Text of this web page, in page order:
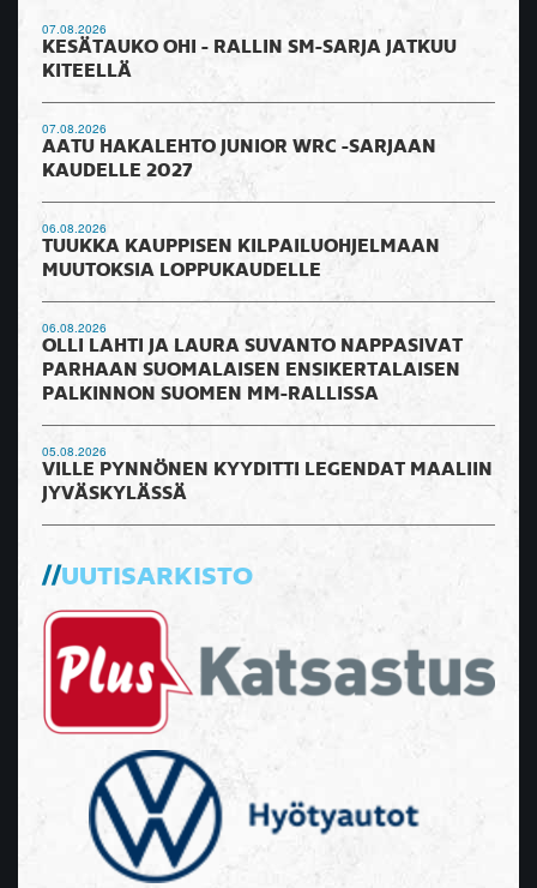
07.08.2026
KESÄTAUKO OHI - RALLIN SM-SARJA JATKUU
KITEELLÄ
07.08.2026
AATU HAKALEHTO JUNIOR WRC -SARJAAN
KAUDELLE 2027
06.08.2026
TUUKKA KAUPPISEN KILPAILUOHJELMAAN
MUUTOKSIA LOPPUKAUDELLE
06.08.2026
OLLI LAHTI JA LAURA SUVANTO NAPPASIVAT
PARHAAN SUOMALAISEN ENSIKERTALAISEN
PALKINNON SUOMEN MM-RALLISSA
05.08.2026
VILLE PYNNÖNEN KYYDITTI LEGENDAT MAALIIN
JYVÄSKYLÄSSÄ
UUTISARKISTO